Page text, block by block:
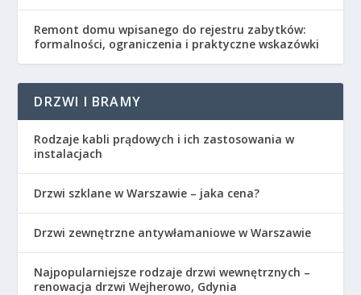
Remont domu wpisanego do rejestru zabytków:
formalności, ograniczenia i praktyczne wskazówki
DRZWI I BRAMY
Rodzaje kabli prądowych i ich zastosowania w
instalacjach
Drzwi szklane w Warszawie – jaka cena?
Drzwi zewnętrzne antywłamaniowe w Warszawie
Najpopularniejsze rodzaje drzwi wewnętrznych –
renowacja drzwi Wejherowo, Gdynia